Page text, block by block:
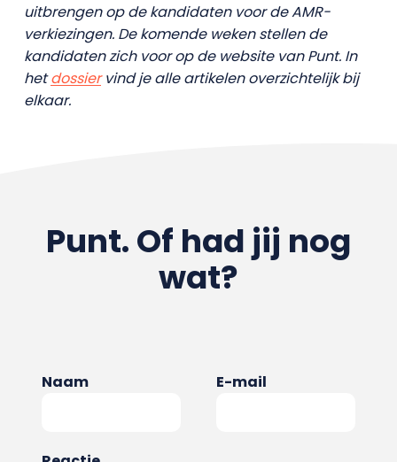
uitbrengen op de kandidaten voor de AMR-
verkiezingen. De komende weken stellen de
kandidaten zich voor op de website van Punt. In
hetdossiervind je alle artikelen overzichtelijk bij
elkaar.
Punt. Of had jij nog
wat?
Naam E-mail